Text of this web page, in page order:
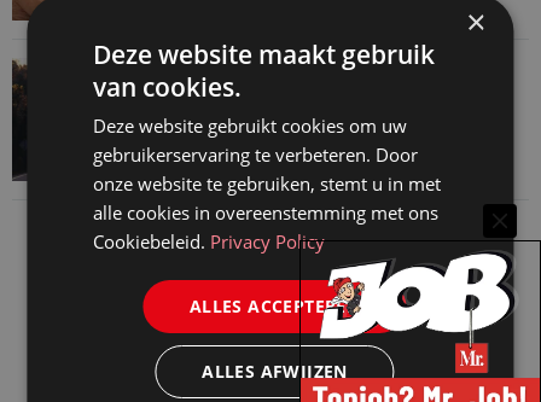
VAN ONZE KENNISPARTNERS
Waarom standaard carrièrepaden talent
kosten
31 juli 2026
×
Deze website maakt gebruik
van cookies.
Deze website gebruikt cookies om uw
gebruikerservaring te verbeteren. Door
onze website te gebruiken, stemt u in met
alle cookies in overeenstemming met ons
Cookiebeleid. Privacy Policy
ALLES ACCEPTEREN
ALLES AFWIJZEN